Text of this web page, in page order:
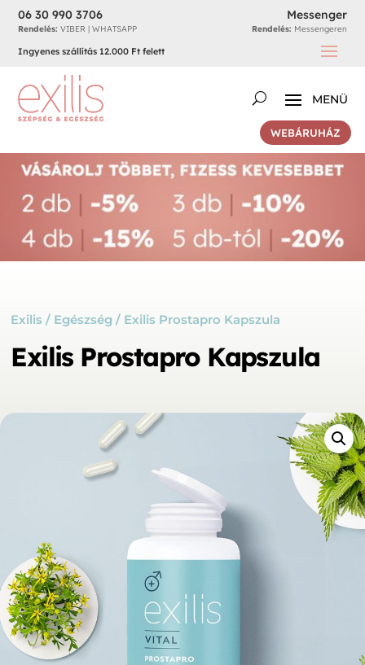
06 30 990 3706
Rendelés: VIBER | WHATSAPP
Messenger
Rendelés: Messengeren
Ingyenes szállítás 12.000 Ft felett
WEBÁRUHÁZ
Exilis / Egészség / Exilis Prostapro Kapszula
Exilis Prostapro Kapszula